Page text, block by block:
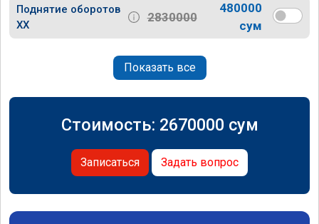
Поднятие оборотов
ХХ
2830000
480000
сум
Показать все
Стоимость: 2670000 сум
Записаться Задать вопрос